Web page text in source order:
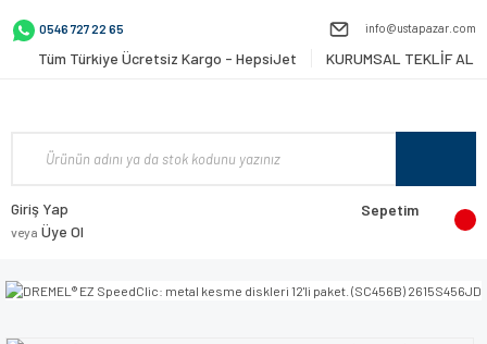
0546 727 22 65 info@ustapazar.com
Tüm Türkiye Ücretsiz Kargo - HepsiJet KURUMSAL TEKLİF AL
Giriş Yap
veya Üye Ol
Sepetim